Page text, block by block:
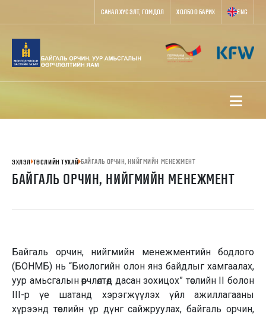
САНАЛ ХҮСЭЛТ, ГОМДОЛ ХОЛБОО БАРИХ ENG
ЭХЛЭЛ ТӨСЛИЙН ТУХАЙ БАЙГАЛЬ ОРЧИН, НИЙГМИЙН МЕНЕЖМЕНТ
БАЙГАЛЬ ОРЧИН, НИЙГМИЙН МЕНЕЖМЕНТ
Байгаль орчин, нийгмийн менежментийн бодлого
(БОНМБ) нь “Биологийн олон янз байдлыг хамгаалах,
уур амьсгалын өөрчлөлтөд дасан зохицох” төслийн II болон
III-р үе шатанд хэрэгжүүлэх үйл ажиллагааны
хүрээнд төслийн үр дүнг сайжруулах, байгаль орчин,